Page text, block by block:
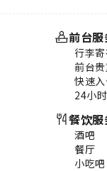
前台服
行李
前台
快速
24小
餐饮服
酒吧
餐厅
小吃吧